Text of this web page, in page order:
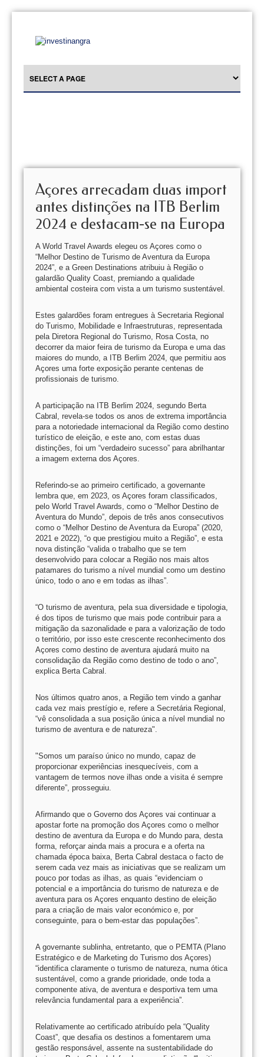
Açores arrecadam duas import
antes distinções na ITB Berlim
2024 e destacam-se na Europa
A World Travel Awards elegeu os Açores como o
“Melhor Destino de Turismo de Aventura da Europa
2024”, e a Green Destinations atribuiu à Região o
galardão Quality Coast, premiando a qualidade
ambiental costeira com vista a um turismo sustentável.
Estes galardões foram entregues à Secretaria Regional
do Turismo, Mobilidade e Infraestruturas, representada
pela Diretora Regional do Turismo, Rosa Costa, no
decorrer da maior feira de turismo da Europa e uma das
maiores do mundo, a ITB Berlim 2024, que permitiu aos
Açores uma forte exposição perante centenas de
profissionais de turismo.
A participação na ITB Berlim 2024, segundo Berta
Cabral, revela-se todos os anos de extrema importância
para a notoriedade internacional da Região como destino
turístico de eleição, e este ano, com estas duas
distinções, foi um “verdadeiro sucesso” para abrilhantar
a imagem externa dos Açores.
Referindo-se ao primeiro certificado, a governante
lembra que, em 2023, os Açores foram classificados,
pelo World Travel Awards, como o “Melhor Destino de
Aventura do Mundo”, depois de três anos consecutivos
como o “Melhor Destino de Aventura da Europa” (2020,
2021 e 2022), “o que prestigiou muito a Região”, e esta
nova distinção “valida o trabalho que se tem
desenvolvido para colocar a Região nos mais altos
patamares do turismo a nível mundial como um destino
único, todo o ano e em todas as ilhas”.
“O turismo de aventura, pela sua diversidade e tipologia,
é dos tipos de turismo que mais pode contribuir para a
mitigação da sazonalidade e para a valorização de todo
o território, por isso este crescente reconhecimento dos
Açores como destino de aventura ajudará muito na
consolidação da Região como destino de todo o ano”,
explica Berta Cabral.
Nos últimos quatro anos, a Região tem vindo a ganhar
cada vez mais prestígio e, refere a Secretária Regional,
“vê consolidada a sua posição única a nível mundial no
turismo de aventura e de natureza".
"Somos um paraíso único no mundo, capaz de
proporcionar experiências inesquecíveis, com a
vantagem de termos nove ilhas onde a visita é sempre
diferente”, prosseguiu.
Afirmando que o Governo dos Açores vai continuar a
apostar forte na promoção dos Açores como o melhor
destino de aventura da Europa e do Mundo para, desta
forma, reforçar ainda mais a procura e a oferta na
chamada época baixa, Berta Cabral destaca o facto de
serem cada vez mais as iniciativas que se realizam um
pouco por todas as ilhas, as quais “evidenciam o
potencial e a importância do turismo de natureza e de
aventura para os Açores enquanto destino de eleição
para a criação de mais valor económico e, por
conseguinte, para o bem-estar das populações”.
A governante sublinha, entretanto, que o PEMTA (Plano
Estratégico e de Marketing do Turismo dos Açores)
“identifica claramente o turismo de natureza, numa ótica
sustentável, como a grande prioridade, onde toda a
componente ativa, de aventura e desportiva tem uma
relevância fundamental para a experiência”.
Relativamente ao certificado atribuído pela “Quality
Coast”, que desafia os destinos a fomentarem uma
gestão responsável, assente na sustentabilidade do